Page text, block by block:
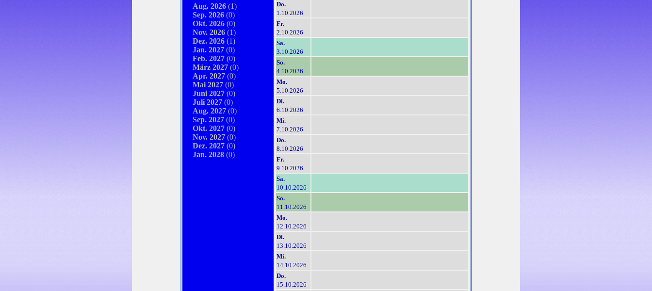
Aug. 2026 (1)
Sep. 2026 (0)
Okt. 2026 (0)
Nov. 2026 (1)
Dez. 2026 (1)
Jan. 2027 (0)
Feb. 2027 (0)
März 2027 (0)
Apr. 2027 (0)
Mai 2027 (0)
Juni 2027 (0)
Juli 2027 (0)
Aug. 2027 (0)
Sep. 2027 (0)
Okt. 2027 (0)
Nov. 2027 (0)
Dez. 2027 (0)
Jan. 2028 (0)
Do.
1.10.2026
Fr.
2.10.2026
Sa.
3.10.2026
So.
4.10.2026
Mo.
5.10.2026
Di.
6.10.2026
Mi.
7.10.2026
Do.
8.10.2026
Fr.
9.10.2026
Sa.
10.10.2026
So.
11.10.2026
Mo.
12.10.2026
Di.
13.10.2026
Mi.
14.10.2026
Do.
15.10.2026